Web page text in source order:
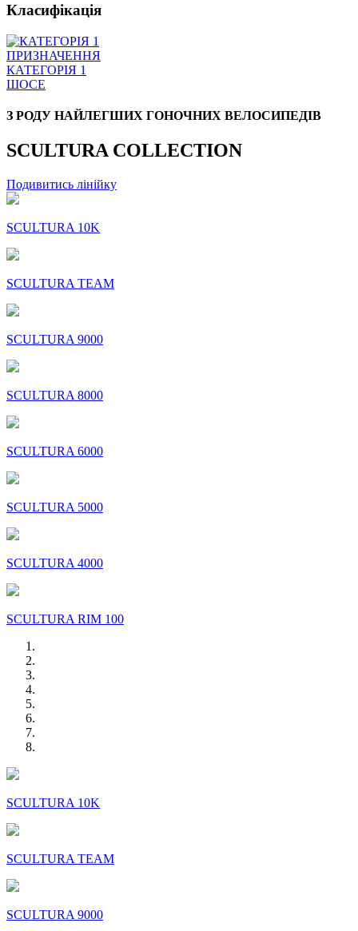
Класифікація
ПРИЗНАЧЕННЯ
КАТЕГОРІЯ 1
ШОСЕ
З РОДУ НАЙЛЕГШИХ ГОНОЧНИХ ВЕЛОСИПЕДІВ
SCULTURA COLLECTION
Подивитись лінійку
SCULTURA 10K
SCULTURA TEAM
SCULTURA 9000
SCULTURA 8000
SCULTURA 6000
SCULTURA 5000
SCULTURA 4000
SCULTURA RIM 100
SCULTURA 10K
SCULTURA TEAM
SCULTURA 9000